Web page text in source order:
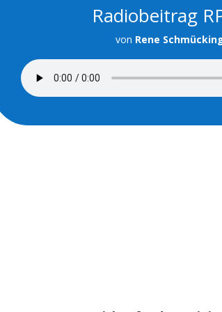
Radiobeitrag
von Rene